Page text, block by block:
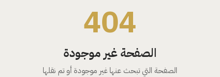
404
الصفحة غير موجودة
الصفحة التي تبحث عنها غير موجودة أو تم نقلها